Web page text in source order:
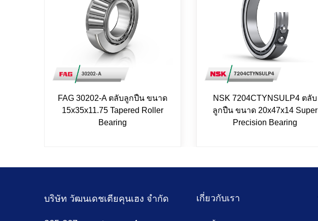
FAG 30202-A ตลับลูกปืน ขนาด
15x35x11.75 Tapered Roller
Bearing
NSK 7204CTYNSULP4 ตลับ
ลูกปืน ขนาด 20x47x14 Super
Precision Bearing
บริษัท วัฒนเดชเตียคุนเฮง จำกัด เกี่ยวกับเรา